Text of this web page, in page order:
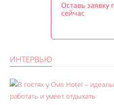
Оставь заявку
сейчас
ИНТЕРВЬЮ